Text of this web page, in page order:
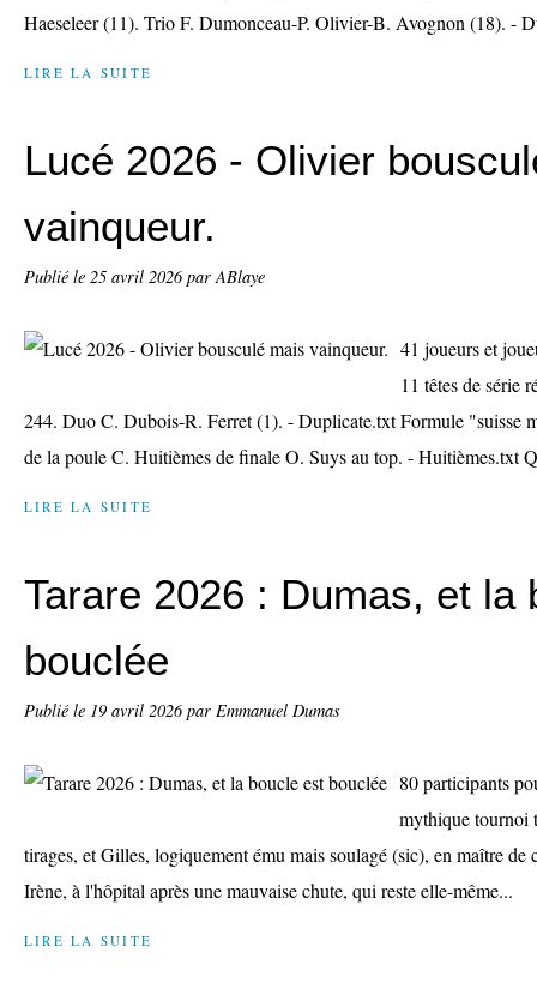
Haeseleer (11). Trio F. Dumonceau-P. Olivier-B. Avognon (18). -
LIRE LA SUITE
Lucé 2026 - Olivier
vainqueur.
Publié le 25 avril 2026par ABlaye
41 joueurs et
11 têtes de série
244. Duo C. Dubois-R. Ferret (1). - Duplicate.txt Formule "suisse
de la poule C. Huitièmes de finale O. Suys au top. - Huitièmes.txt
LIRE LA SUITE
Tarare 2026 : Dumas, et la
bouclée
Publié le 19 avril 2026par Emmanuel Dumas
80 participants
mythique tournoi
tirages, et Gilles, logiquement ému mais soulagé (sic), en maître de
Irène, à l'hôpital après une mauvaise chute, qui reste elle-même...
LIRE LA SUITE